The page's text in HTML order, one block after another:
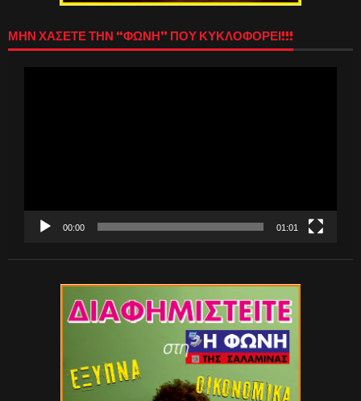
ΜΗΝ ΧΑΣΕΤΕ ΤΗΝ “ΦΩΝΗ” ΠΟΥ ΚΥΚΛΟΦΟΡΕΙ!!!
00:00 01:01